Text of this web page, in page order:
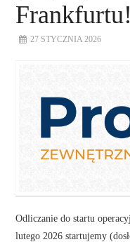
Frankfurtu!
27 STYCZNIA 2026
Odliczanie do startu
lutego 2026 startujemy